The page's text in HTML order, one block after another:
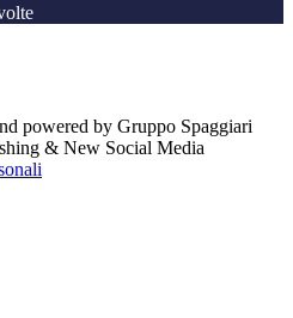
powered by Gruppo Spaggiari
& New Social Media